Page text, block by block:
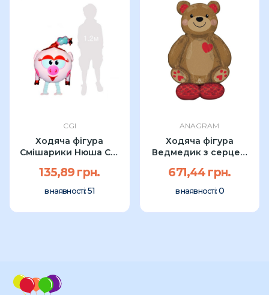
CGI
Ходяча фігура
Смішарики Нюша CGI
135,89 грн.
в наявності: 51
ANAGRAM
Ходяча фігура
Ведмедик з серцем
671,44 грн.
в наявності: 0